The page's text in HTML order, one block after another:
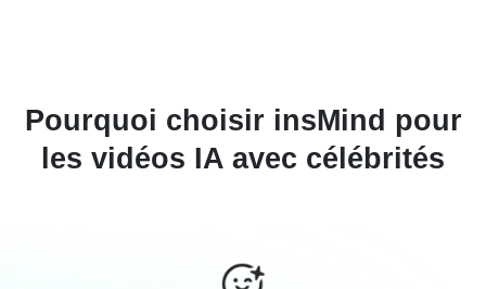
Pourquoi choisir insMind pour
les vidéos IA avec célébrités